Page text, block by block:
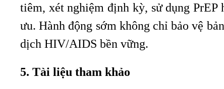
tiêm, xét nghiệm định kỳ, sử dụng PrEP
ưu. Hành động sớm không chỉ bảo vệ
dịch HIV/AIDS bền vững.
5. Tài liệu tham khảo